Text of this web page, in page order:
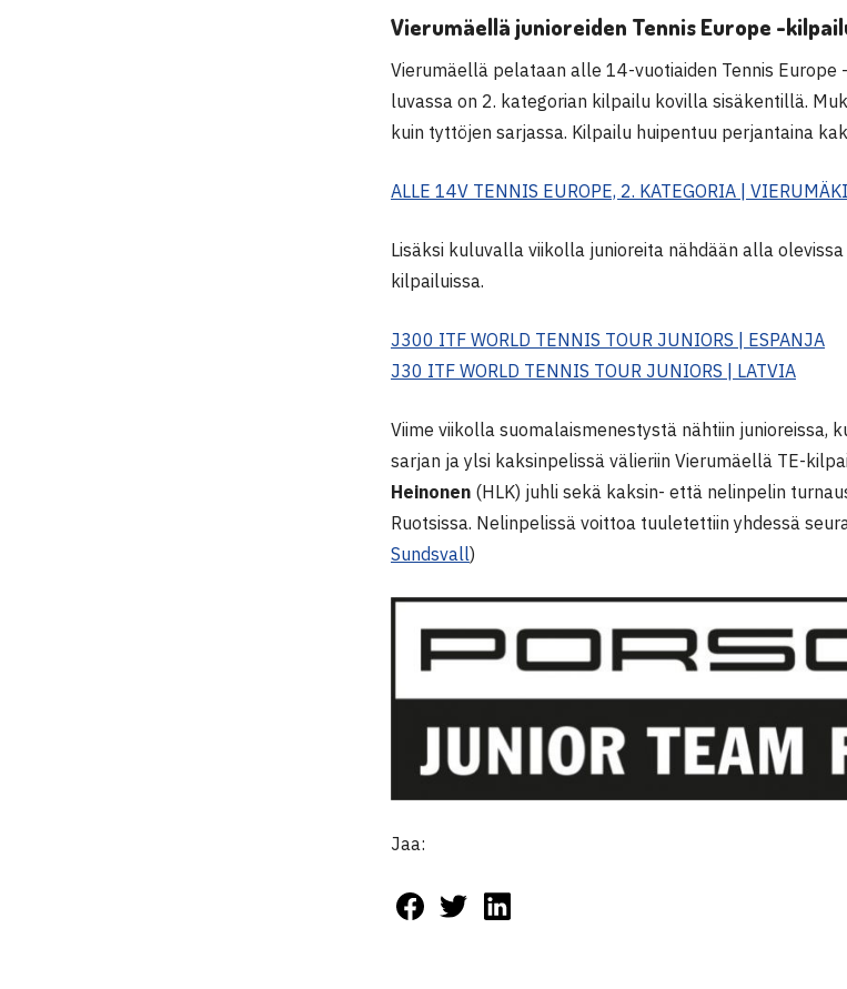
Vierumäellä junioreiden Tennis Europe -
Vierumäellä pelataan alle 14-vuotiaiden Tennis
luvassa on 2. kategorian kilpailu kovilla sisäkentillä.
kuin tyttöjen sarjassa. Kilpailu huipentuu perjantaina
ALLE 14V TENNIS EUROPE, 2. KATEGORIA | VIERUMÄKI
Lisäksi kuluvalla viikolla junioreita nähdään alla
kilpailuissa.
J300 ITF WORLD TENNIS TOUR JUNIORS | ESPANJA
J30 ITF WORLD TENNIS TOUR JUNIORS | LATVIA
Viime viikolla suomalaismenestystä nähtiin junioreissa,
sarjan ja ylsi kaksinpelissä välieriin Vierumäellä TE-
Heinonen (HLK) juhli sekä kaksin- että nelinpelin
Ruotsissa. Nelinpelissä voittoa tuuletettiin yhdessä
Sundsvall)
Jaa: